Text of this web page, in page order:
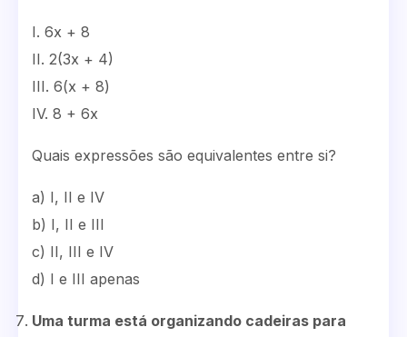
I. 6x + 8
II. 2(3x + 4)
III. 6(x + 8)
IV. 8 + 6x
Quais expressões são equivalentes entre si?
a) I, II e IV
b) I, II e III
c) II, III e IV
d) I e III apenas
Uma turma está organizando cadeiras para